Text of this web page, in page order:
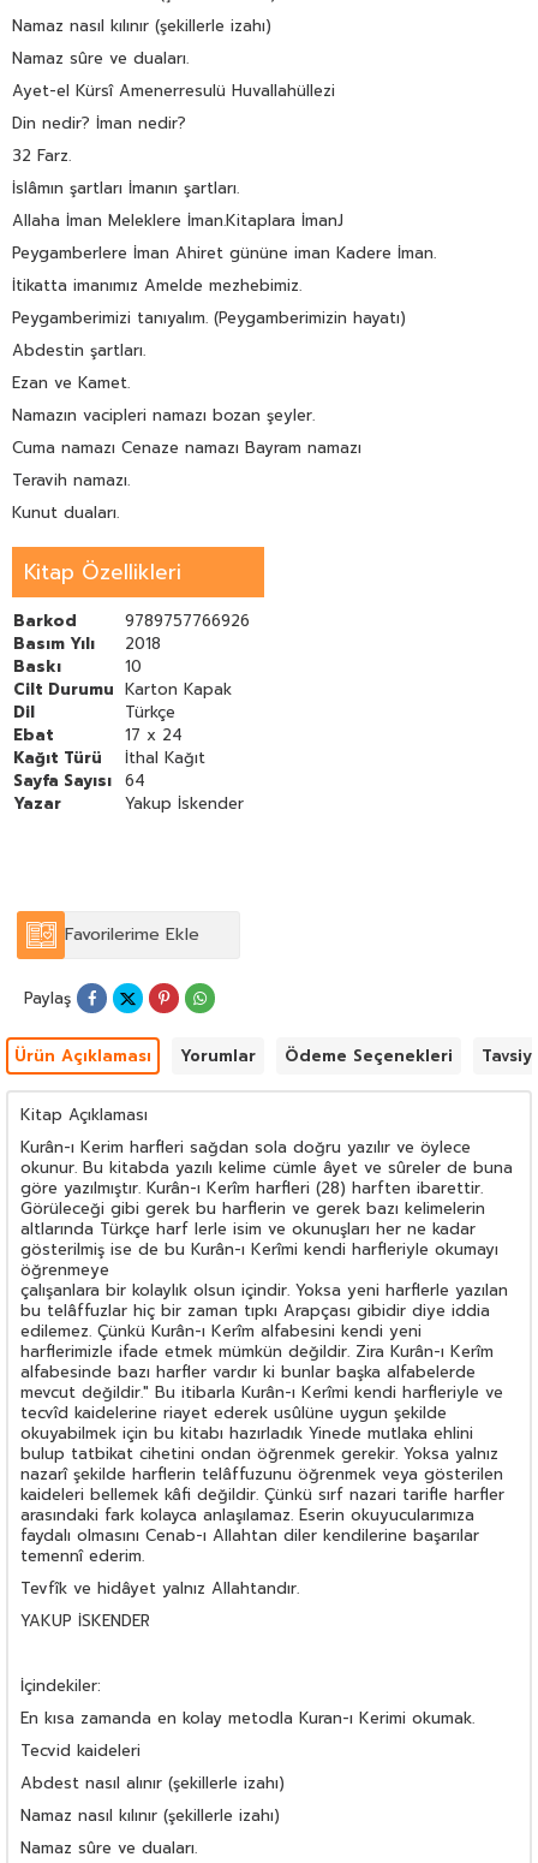
Namaz nasıl kılınır (şekillerle izahı)
Namaz sûre ve duaları.
Ayet-el Kürsî Amenerresulü Huvallahüllezi
Din nedir? İman nedir?
32 Farz.
İslâmın şartları İmanın şartları.
Allaha İman Meleklere İman.Kitaplara İmanJ
Peygamberlere İman Ahiret gününe iman Kadere İman.
İtikatta imanımız Amelde mezhebimiz.
Peygamberimizi tanıyalım. (Peygamberimizin hayatı)
Abdestin şartları.
Ezan ve Kamet.
Namazın vacipleri namazı bozan şeyler.
Cuma namazı Cenaze namazı Bayram namazı
Teravih namazı.
Kunut duaları.
Kitap Özellikleri
Barkod
9789757766926
Basım Yılı
2018
Baskı
10
Cilt Durumu Karton Kapak
Dil
Türkçe
Ebat
17 x 24
Kağıt Türü
İthal Kağıt
Sayfa Sayısı 64
Yazar
Yakup İskender
Favorilerime Ekle
Paylaş
Ürün Açıklaması Yorumlar Ödeme Seçenekleri
Kitap Açıklaması
Kurân-ı Kerim harfleri sağdan sola doğru yazılır ve öylece
okunur. Bu kitabda yazılı kelime cümle âyet ve sûreler de buna
göre yazılmıştır. Kurân-ı Kerîm harfleri (28) harften ibarettir.
Görüleceği gibi gerek bu harflerin ve gerek bazı kelimelerin
altlarında Türkçe harf lerle isim ve okunuşları her ne kadar
gösterilmiş ise de bu Kurân-ı Kerîmi kendi harfleriyle okumayı
öğrenmeye
çalışanlara bir kolaylık olsun içindir. Yoksa yeni harflerle yazılan
bu telâffuzlar hiç bir zaman tıpkı Arapçası gibidir diye iddia
edilemez. Çünkü Kurân-ı Kerîm alfabesini kendi yeni
harflerimizle ifade etmek mümkün değildir. Zira Kurân-ı Kerîm
alfabesinde bazı harfler vardır ki bunlar başka alfabelerde
mevcut değildir." Bu itibarla Kurân-ı Kerîmi kendi harfleriyle ve
tecvîd kaidelerine riayet ederek usûlüne uygun şekilde
okuyabilmek için bu kitabı hazırladık Yinede mutlaka ehlini
bulup tatbikat cihetini ondan öğrenmek gerekir. Yoksa yalnız
nazarî şekilde harflerin telâffuzunu öğrenmek veya gösterilen
kaideleri bellemek kâfi değildir. Çünkü sırf nazari tarifle harfler
arasındaki fark kolayca anlaşılamaz. Eserin okuyucularımıza
faydalı olmasını Cenab-ı Allahtan diler kendilerine başarılar
temennî ederim.
Tevfîk ve hidâyet yalnız Allahtandır.
YAKUP İSKENDER
İçindekiler:
En kısa zamanda en kolay metodla Kuran-ı Kerimi okumak.
Tecvid kaideleri
Abdest nasıl alınır (şekillerle izahı)
Namaz nasıl kılınır (şekillerle izahı)
Namaz sûre ve duaları.